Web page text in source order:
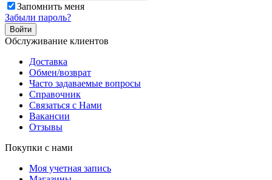
Запомнить меня
Забыли пароль?
Обслуживание клиентов
Доставка
Обмен/возврат
Часто задаваемые вопросы
Справочник
Связаться с Нами
Вакансии
Отзывы
Покупки с нами
Моя учетная запись